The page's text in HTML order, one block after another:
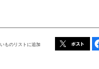
ものリストに追加